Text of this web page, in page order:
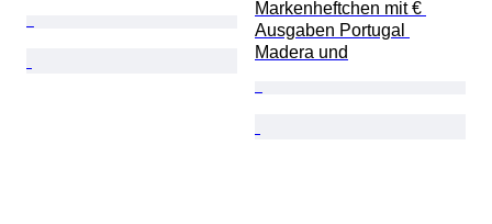
Markenheftchen mit €
Ausgaben Portugal
Madera und